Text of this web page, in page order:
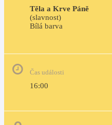
Těla a Krve Páně
(slavnost)
Bílá
Čas události
16:00